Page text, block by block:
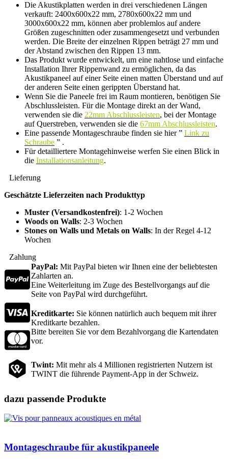
Die Akustikplatten werden in drei verschiedenen Längen
verkauft: 2400x600x22 mm, 2780x600x22 mm und
3000x600x22 mm, können aber problemlos auf andere
Größen zugeschnitten oder zusammengesetzt und verbunden
werden. Die Breite der einzelnen Rippen beträgt 27 mm und
der Abstand zwischen den Rippen 13 mm.
Das Produkt wurde entwickelt, um eine nahtlose und einfache
Installation Ihrer Rippenwand zu ermöglichen, da das
Akustikpaneel auf einer Seite einen matten Überstand und auf
der anderen Seite einen gerippten Überstand hat.
Wenn Sie die Paneele frei im Raum montieren, benötigen Sie
Abschlussleisten. Für die Montage direkt an der Wand,
verwenden sie die 22mm Abschlussleisten, bei der Montage
auf Querstreben, verwenden sie die 67mm Abschlussleisten.
Eine passende Montageschraube finden sie hier ” Link zu
Schraube ” .
Für detailliertere Montagehinweise werfen Sie einen Blick in
die Installationsanleitung.
Lieferung
Geschätzte Lieferzeiten nach Produkttyp
Muster (Versandkostenfrei): 1-2 Wochen
Woods on Walls: 2-3 Wochen
Stones on Walls und Metals on Walls: In der Regel 4-12
Wochen
Zahlung
PayPal: Mit PayPal bieten wir Ihnen eine der beliebtesten
Zahlarten an.
Eine Weiterleitung im Zuge des Bestellvorgangs auf die
Seite von PayPal wird durchgeführt.
Kreditkarte: Sie können natürlich auch bequem mit ihrer
Kreditkarte bezahlen.
Bitte bereiten Sie vor dem Bezahlvorgang die Kartendaten
vor.
Twint: Mit mehr als 4 Millionen registrierten Nutzern ist
TWINT die führende Payment-App in der Schweiz.
dazu passende Produkte
Montageschraube für akustikpaneele